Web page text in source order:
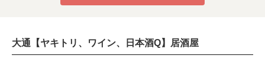
大通【ヤキトリ、ワイン、日本酒Q】居酒屋